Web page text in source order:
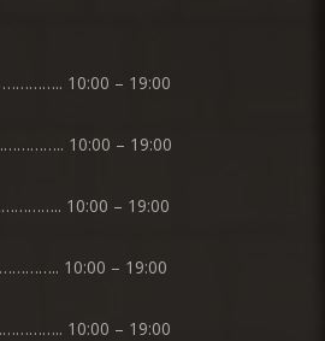
………….. 10:00 – 19:00
10:00 – 19:00
10:00 – 19:00
10:00 – 19:00
10:00 – 19:00